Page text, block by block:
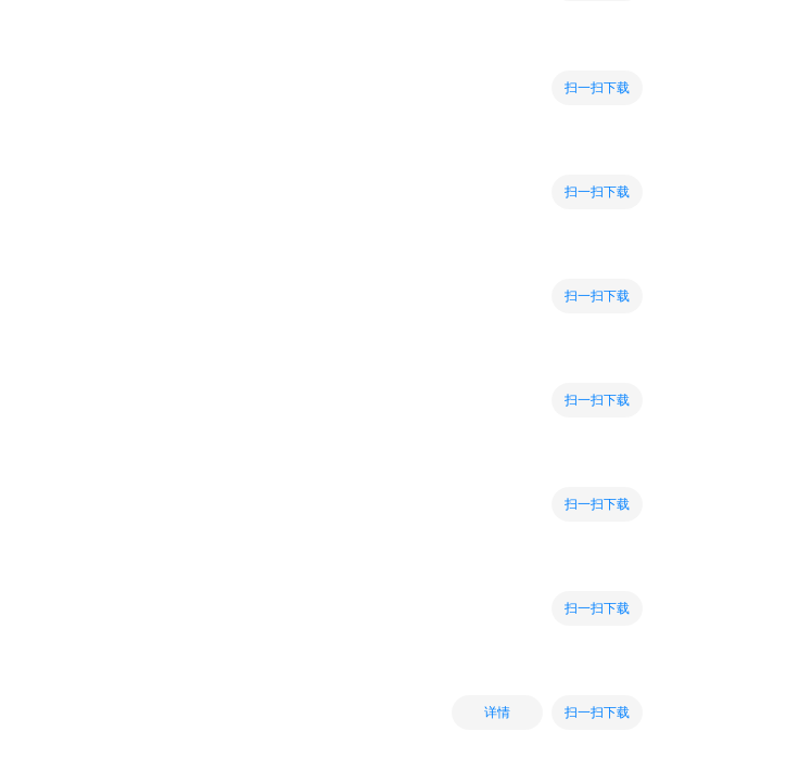
扫一扫下载
扫一扫下载
扫一扫下载
扫一扫下载
扫一扫下载
扫一扫下载
详情 扫一扫下载